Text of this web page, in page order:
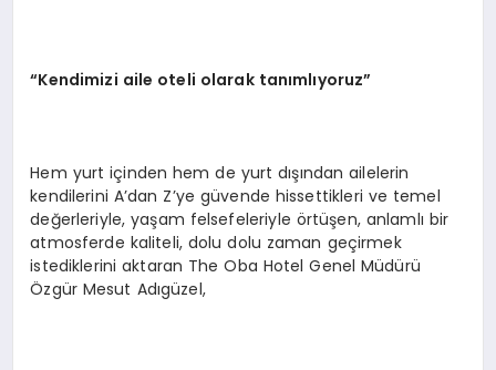
“Kendimizi aile oteli olarak tanımlıyoruz”
Hem yurt içinden hem de yurt dışından ailelerin
kendilerini A’dan Z’ye güvende hissettikleri ve temel
değerleriyle, yaşam felsefeleriyle örtüşen, anlamlı bir
atmosferde kaliteli, dolu dolu zaman geçirmek
istediklerini aktaran The Oba Hotel Genel Müdürü
Özgür Mesut Adıgüzel,